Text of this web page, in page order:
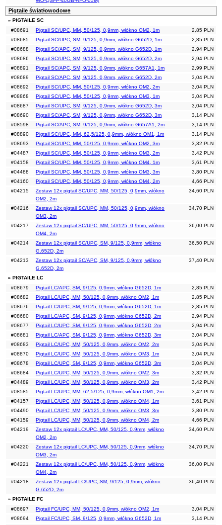
Pigtaile światłowodowe
» PIGTAILE SC
2,85 PLN
#08691
Pigtail SC/UPC, MM, 50/125, 0,9mm, włókno OM2, 1m
2,85 PLN
#08685
Pigtail SC/UPC, SM, 9/125, 0,9mm, włókno G652D, 1m
2,94 PLN
#08688
Pigtail SC/APC, SM, 9/125, 0,9mm, włókno G652D, 1m
2,94 PLN
#08686
Pigtail SC/UPC, SM, 9/125, 0,9mm, włókno G652D, 2m
2,99 PLN
#08891
Pigtail SC/APC, SM, 9/125, 0,9mm, włókno G657A1, 1m
3,04 PLN
#08689
Pigtail SC/APC, SM, 9/125, 0,9mm, włókno G652D, 2m
3,04 PLN
#08692
Pigtail SC/UPC, MM, 50/125, 0,9mm, włókno OM2, 2m
3,04 PLN
#08868
Pigtail SC/UPC, MM, 50/125, 0,9mm, włókno OM3, 1m
3,04 PLN
#08687
Pigtail SC/UPC, SM, 9/125, 0,9mm, włókno G652D, 3m
3,14 PLN
#08690
Pigtail SC/APC, SM, 9/125, 0,9mm, włókno G652D, 3m
3,14 PLN
#08598
Pigtail SC/APC, SM, 9/125, 0,9mm, włókno G657A1, 2m
3,14 PLN
#08890
Pigtail SC/UPC, MM, 62,5/125, 0,9mm, włókno OM1, 1m
3,32 PLN
#08693
Pigtail SC/UPC, MM, 50/125, 0,9mm, włókno OM2, 3m
3,42 PLN
#04487
Pigtail SC/UPC, MM, 50/125, 0,9mm, włókno OM3, 2m
3,61 PLN
#04158
Pigtail SC/UPC, MM, 50/125, 0,9mm, włókno OM4, 1m
3,80 PLN
#04488
Pigtail SC/UPC, MM, 50/125, 0,9mm, włókno OM3, 3m
4,66 PLN
#04160
Pigtail SC/UPC, MM, 50/125, 0,9mm, włókno OM4, 2m
34,60 PLN
#04215
Zestaw 12x pigtail SC/UPC, MM, 50/125, 0,9mm, włókno
OM2, 2m
34,70 PLN
#04216
Zestaw 12x pigtail SC/UPC, MM, 50/125, 0,9mm, włókno
OM3, 2m
36,00 PLN
#04217
Zestaw 12x pigtail SC/UPC, MM, 50/125, 0,9mm, włókno
OM4, 2m
36,50 PLN
#04214
Zestaw 12x pigtail SC/UPC, SM, 9/125, 0,9mm, włókno
G.652D, 2m
37,40 PLN
#04213
Zestaw 12x pigtail SC/APC, SM, 9/125, 0,9mm, włókno
G.652D, 2m
» PIGTAILE LC
2,85 PLN
#08679
Pigtail LC/APC, SM, 9/125, 0,9mm, włókno G652D, 1m
2,85 PLN
#08682
Pigtail LC/UPC, MM, 50/125, 0,9mm, włókno OM2, 1m
2,85 PLN
#08676
Pigtail LC/UPC, SM, 9/125, 0,9mm, włókno G652D, 1m
2,94 PLN
#08680
Pigtail LC/APC, SM, 9/125, 0,9mm, włókno G652D, 2m
2,94 PLN
#08677
Pigtail LC/UPC, SM, 9/125, 0,9mm, włókno G652D, 2m
3,04 PLN
#08681
Pigtail LC/APC, SM, 9/125, 0,9mm, włókno G652D, 3m
3,04 PLN
#08683
Pigtail LC/UPC, MM, 50/125, 0,9mm, włókno OM2, 2m
3,04 PLN
#08870
Pigtail LC/UPC, MM, 50/125, 0,9mm, włókno OM3, 1m
3,04 PLN
#08678
Pigtail LC/UPC, SM, 9/125, 0,9mm, włókno G652D, 3m
3,32 PLN
#08684
Pigtail LC/UPC, MM, 50/125, 0,9mm, włókno OM2, 3m
3,42 PLN
#04489
Pigtail LC/UPC, MM, 50/125, 0,9mm, włókno OM3, 2m
3,42 PLN
#08585
Pigtail LC/UPC, MM, 62,5/125, 0,9mm, włókno OM1, 2m
3,61 PLN
#04157
Pigtail LC/UPC, MM, 50/125, 0,9mm, włókno OM4, 1m
3,80 PLN
#04490
Pigtail LC/UPC, MM, 50/125, 0,9mm, włókno OM3, 3m
4,66 PLN
#04159
Pigtail LC/UPC, MM, 50/125, 0,9mm, włókno OM4, 2m
34,60 PLN
#04219
Zestaw 12x pigtail LC/UPC, MM, 50/125, 0,9mm, włókno
OM2, 2m
34,70 PLN
#04220
Zestaw 12x pigtail LC/UPC, MM, 50/125, 0,9mm, włókno
OM3, 2m
36,00 PLN
#04221
Zestaw 12x pigtail LC/UPC, MM, 50/125, 0,9mm, włókno
OM4, 2m
36,40 PLN
#04218
Zestaw 12x pigtail LC/UPC, SM, 9/125, 0,9mm, włókno
G.652D, 2m
» PIGTAILE FC
3,04 PLN
#08697
Pigtail FC/UPC, MM, 50/125, 0,9mm, włókno OM2, 1m
3,14 PLN
#08694 Pigtail FC/UPC, SM, 9/125, 0,9mm, włókno G652D, 1m